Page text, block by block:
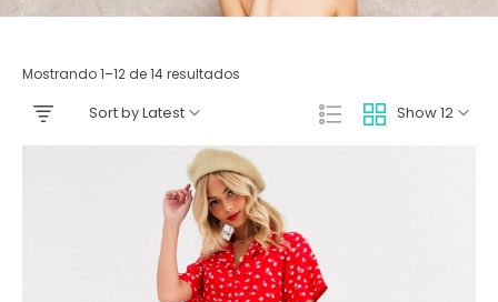
Mostrando 1–12 de 14 resultados
Show 12
Sort by Latest